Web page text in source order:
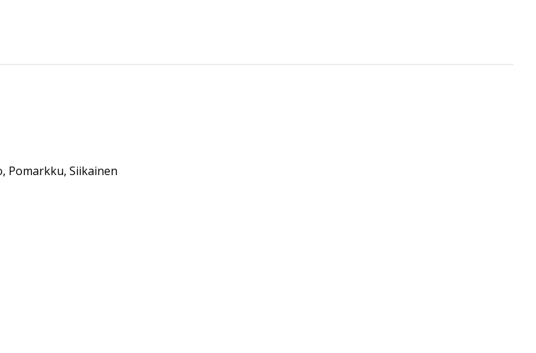
Pomarkku, Siikainen